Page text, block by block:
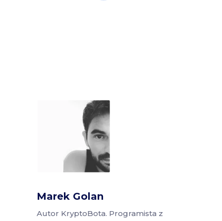
Marek Golan
Autor KryptoBota. Programista z